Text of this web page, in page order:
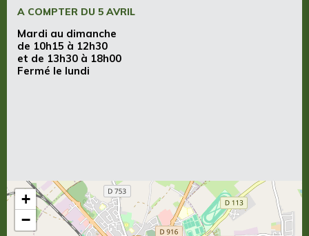
A COMPTER DU 5 AVRIL
Mardi au dimanche
de 10h15 à 12h30
et de 13h30 à 18h00
Fermé le lundi
+
−